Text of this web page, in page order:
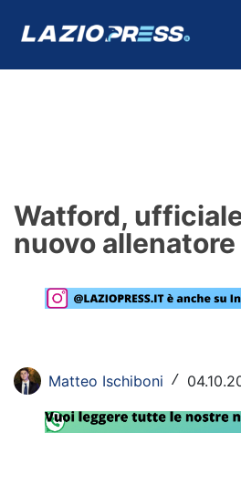
Formello
Primavera
Lazio Women
Rassegna Lazio
Watford,
nuovo allenatore
Matteo Ischiboni /